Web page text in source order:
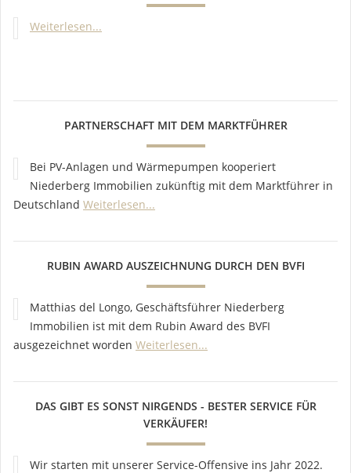
Weiterlesen...
PARTNERSCHAFT MIT DEM MARKTFÜHRER
Bei PV-Anlagen und Wärmepumpen kooperiert
Niederberg Immobilien zukünftig mit dem Marktführer in
Deutschland Weiterlesen...
RUBIN AWARD AUSZEICHNUNG DURCH DEN BVFI
Matthias del Longo, Geschäftsführer Niederberg
Immobilien ist mit dem Rubin Award des BVFI
ausgezeichnet worden Weiterlesen...
DAS GIBT ES SONST NIRGENDS - BESTER SERVICE FÜR
VERKÄUFER!
Wir starten mit unserer Service-Offensive ins Jahr 2022.